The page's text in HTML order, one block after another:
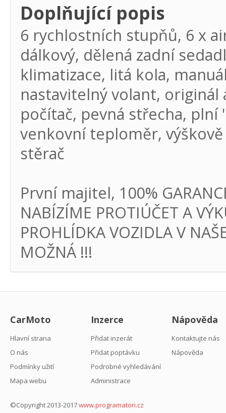
Doplňující popis
6 rychlostních stupňů, 6 x
dálkový, dělená zadní
klimatizace, litá kola,
nastavitelný volant,
počítač, pevná střecha, plní
venkovní teploměr,
stěrač
První majitel, 100%
NABÍZÍME PROTIÚČET A
PROHLÍDKA VOZIDLA V
MOŽNÁ !!!
CarMoto
Hlavní strana
O nás
Podmínky užití
Mapa webu
©Copyright 2013-2017www.programatori.cz
Inzerce
Přidat inzerát
Přidat poptávku
Podrobné vyhledávání
Administrace
Nápověda
Kontaktujte nás
Nápověda